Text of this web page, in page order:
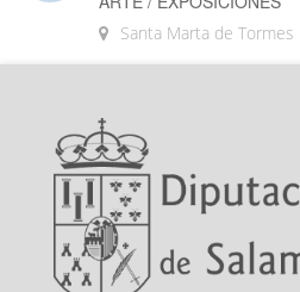
Santa Marta de Tormes